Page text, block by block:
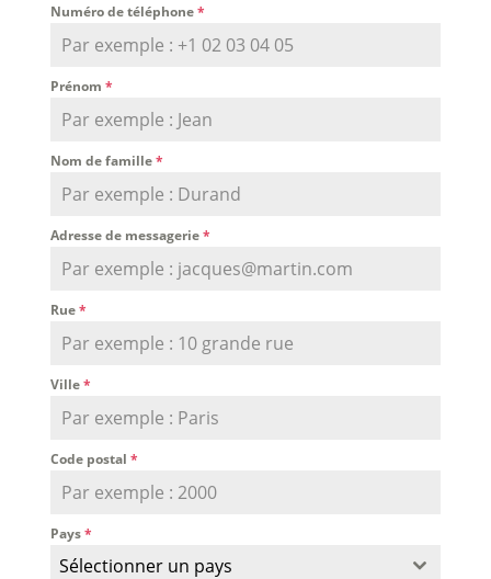
Numéro de téléphone*
Prénom *
Nom de famille*
Adresse de messagerie*
Rue*
Ville*
Code postal *
Pays*
Sélectionner un pays